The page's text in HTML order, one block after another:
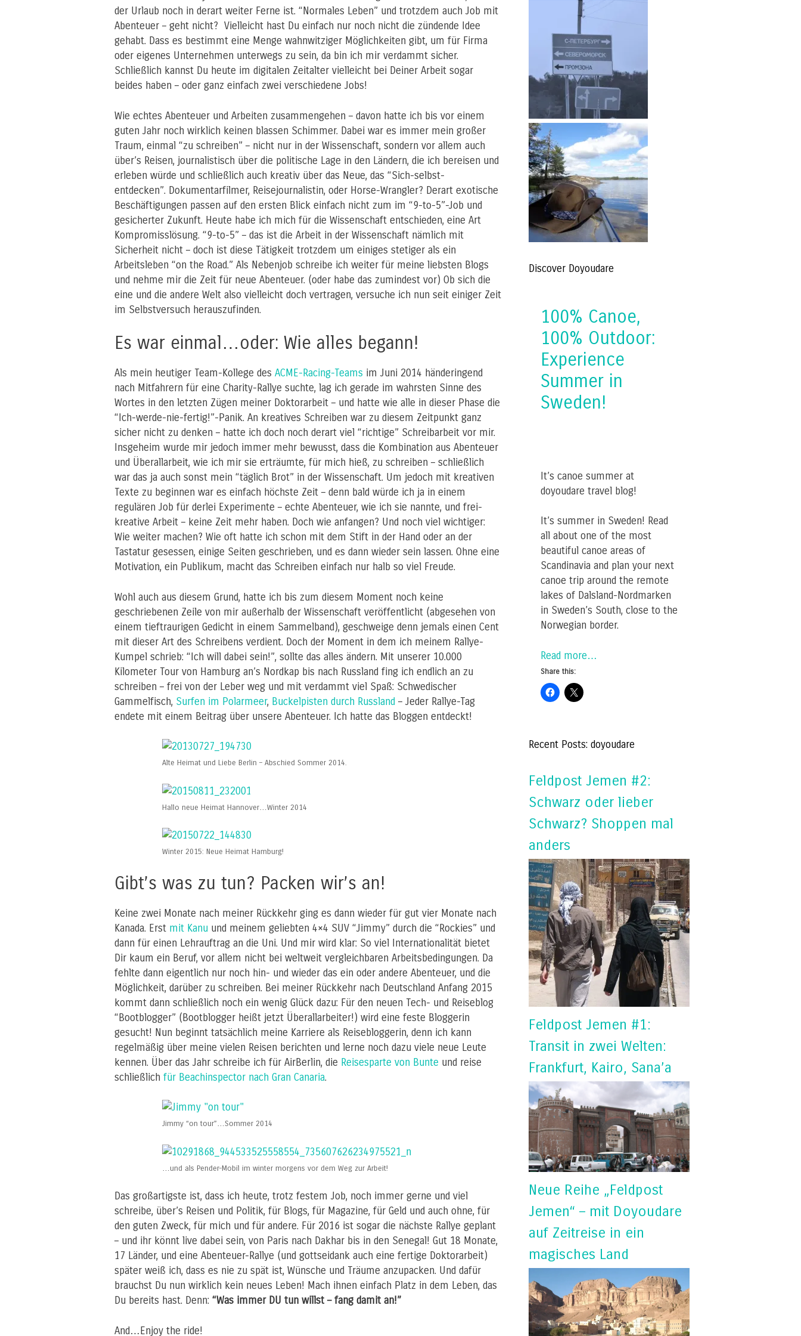
der Urlaub noch in derart weiter Ferne ist. “Normales Leben” und trotzdem auch Job mit
Abenteuer – geht nicht? Vielleicht hast Du einfach nur noch nicht die zündende Idee
gehabt. Dass es bestimmt eine Menge wahnwitziger Möglichkeiten gibt, um für Firma
oder eigenes Unternehmen unterwegs zu sein, da bin ich mir verdammt sicher.
Schließlich kannst Du heute im digitalen Zeitalter vielleicht bei Deiner Arbeit sogar
beides haben – oder ganz einfach zwei verschiedene Jobs!
Wie echtes Abenteuer und Arbeiten zusammengehen – davon hatte ich bis vor einem
guten Jahr noch wirklich keinen blassen Schimmer. Dabei war es immer mein großer
Traum, einmal “zu schreiben” – nicht nur in der Wissenschaft, sondern vor allem auch
über’s Reisen, journalistisch über die politische Lage in den Ländern, die ich bereisen und
erleben würde und schließlich auch kreativ über das Neue, das “Sich-selbst-
entdecken”. Dokumentarfilmer, Reisejournalistin, oder Horse-Wrangler? Derart exotische
Beschäftigungen passen auf den ersten Blick einfach nicht zum im “9-to-5”-Job und
gesicherter Zukunft. Heute habe ich mich für die Wissenschaft entschieden, eine Art
Kompromisslösung. “9-to-5” – das ist die Arbeit in der Wissenschaft nämlich mit
Sicherheit nicht – doch ist diese Tätigkeit trotzdem um einiges stetiger als ein
Arbeitsleben “on the Road.” Als Nebenjob schreibe ich weiter für meine liebsten Blogs
und nehme mir die Zeit für neue Abenteuer. (oder habe das zumindest vor) Ob sich die
eine und die andere Welt also vielleicht doch vertragen, versuche ich nun seit einiger Zeit
im Selbstversuch herauszufinden.
Es war einmal…oder: Wie alles begann!
Als mein heutiger Team-Kollege des ACME-Racing-Teams im Juni 2014 händeringend
nach Mitfahrern für eine Charity-Rallye suchte, lag ich gerade im wahrsten Sinne des
Wortes in den letzten Zügen meiner Doktorarbeit – und hatte wie alle in dieser Phase die
“Ich-werde-nie-fertig!”-Panik. An kreatives Schreiben war zu diesem Zeitpunkt ganz
sicher nicht zu denken – hatte ich doch noch derart viel “richtige” Schreibarbeit vor mir.
Insgeheim wurde mir jedoch immer mehr bewusst, dass die Kombination aus Abenteuer
und Überallarbeit, wie ich mir sie erträumte, für mich hieß, zu schreiben – schließlich
war das ja auch sonst mein “täglich Brot” in der Wissenschaft. Um jedoch mit kreativen
Texte zu beginnen war es einfach höchste Zeit – denn bald würde ich ja in einem
regulären Job für derlei Experimente – echte Abenteuer, wie ich sie nannte, und frei-
kreative Arbeit – keine Zeit mehr haben. Doch wie anfangen? Und noch viel wichtiger:
Wie weiter machen? Wie oft hatte ich schon mit dem Stift in der Hand oder an der
Tastatur gesessen, einige Seiten geschrieben, und es dann wieder sein lassen. Ohne eine
Motivation, ein Publikum, macht das Schreiben einfach nur halb so viel Freude.
Wohl auch aus diesem Grund, hatte ich bis zum diesem Moment noch keine
geschriebenen Zeile von mir außerhalb der Wissenschaft veröffentlicht (abgesehen von
einem tieftraurigen Gedicht in einem Sammelband), geschweige denn jemals einen Cent
mit dieser Art des Schreibens verdient. Doch der Moment in dem ich meinem Rallye-
Kumpel schrieb: “Ich will dabei sein!”, sollte das alles ändern. Mit unserer 10.000
Kilometer Tour von Hamburg an’s Nordkap bis nach Russland fing ich endlich an zu
schreiben – frei von der Leber weg und mit verdammt viel Spaß: Schwedischer
Gammelfisch, Surfen im Polarmeer, Buckelpisten durch Russland – Jeder Rallye-Tag
endete mit einem Beitrag über unsere Abenteuer. Ich hatte das Bloggen entdeckt!
Alte Heimat und Liebe Berlin – Abschied Sommer 2014.
Hallo neue Heimat Hannover…Winter 2014
Winter 2015: Neue Heimat Hamburg!
Gibt’s was zu tun? Packen wir’s an!
Keine zwei Monate nach meiner Rückkehr ging es dann wieder für gut vier Monate nach
Kanada. Erst mit Kanu und meinem geliebten 4×4 SUV “Jimmy” durch die “Rockies” und
dann für einen Lehrauftrag an die Uni. Und mir wird klar: So viel Internationalität bietet
Dir kaum ein Beruf, vor allem nicht bei weltweit vergleichbaren Arbeitsbedingungen. Da
fehlte dann eigentlich nur noch hin- und wieder das ein oder andere Abenteuer, und die
Möglichkeit, darüber zu schreiben. Bei meiner Rückkehr nach Deutschland Anfang 2015
kommt dann schließlich noch ein wenig Glück dazu: Für den neuen Tech- und Reiseblog
“Bootblogger” (Bootblogger heißt jetzt Überallarbeiter!) wird eine feste Bloggerin
gesucht! Nun beginnt tatsächlich meine Karriere als Reisebloggerin, denn ich kann
regelmäßig über meine vielen Reisen berichten und lerne noch dazu viele neue Leute
kennen. Über das Jahr schreibe ich für AirBerlin, die Reisesparte von Bunte und reise
schließlich für Beachinspector nach Gran Canaria.
Jimmy “on tour”…Sommer 2014
…und als Pender-Mobil im winter morgens vor dem Weg zur Arbeit!
Das großartigste ist, dass ich heute, trotz festem Job, noch immer gerne und viel
schreibe, über’s Reisen und Politik, für Blogs, für Magazine, für Geld und auch ohne, für
den guten Zweck, für mich und für andere. Für 2016 ist sogar die nächste Rallye geplant
– und ihr könnt live dabei sein, von Paris nach Dakhar bis in den Senegal! Gut 18 Monate,
17 Länder, und eine Abenteuer-Rallye (und gottseidank auch eine fertige Doktorarbeit)
später weiß ich, dass es nie zu spät ist, Wünsche und Träume anzupacken. Und dafür
brauchst Du nun wirklich kein neues Leben! Mach ihnen einfach Platz in dem Leben, das
Du bereits hast. Denn: “Was immer DU tun willst – fang damit an!”
And…Enjoy the ride!
Discover Doyoudare
100% Canoe,
100% Outdoor:
Experience
Summer in
Sweden!
It’s canoe summer at
doyoudare travel blog!
It’s summer in Sweden! Read
all about one of the most
beautiful canoe areas of
Scandinavia and plan your next
canoe trip around the remote
lakes of Dalsland-Nordmarken
in Sweden’s South, close to the
Norwegian border.
Read more…
Share this:
Recent Posts: doyoudare
Feldpost Jemen #2:
Schwarz oder lieber
Schwarz? Shoppen mal
anders
Feldpost Jemen #1:
Transit in zwei Welten:
Frankfurt, Kairo, Sana’a
Neue Reihe „Feldpost
Jemen“ – mit Doyoudare
auf Zeitreise in ein
magisches Land